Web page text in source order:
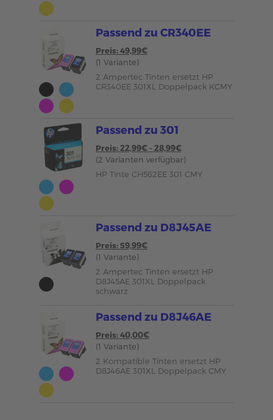
Passend zu CR340EE
Preis: 49,99€
(1 Variante)
2 Ampertec Tinten ersetzt HP
CR340EE 301XL Doppelpack KCMY
Passend zu 301
Preis: 22,99€ - 28,99€
(2 Varianten verfügbar)
HP Tinte CH562EE 301 CMY
Passend zu D8J45AE
Preis: 59,99€
(1 Variante)
2 Ampertec Tinten ersetzt HP
D8J45AE 301XL Doppelpack
schwarz
Passend zu D8J46AE
Preis: 40,00€
(1 Variante)
2 Kompatible Tinten ersetzt HP
D8J46AE 301XL Doppelpack CMY